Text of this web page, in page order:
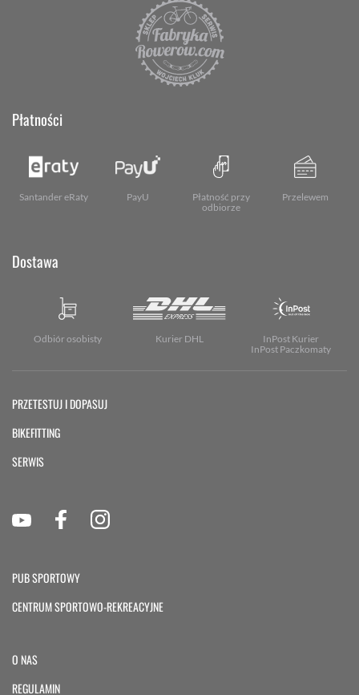
Płatności
Santander eRaty PayU
Płatność przy
odbiorze
Przelewem
Dostawa
Odbiór osobisty Kurier DHL
InPost Kurier
InPost Paczkomaty
PRZETESTUJ I DOPASUJ
BIKEFITTING
SERWIS
PUB SPORTOWY
CENTRUM SPORTOWO-REKREACYJNE
O NAS
REGULAMIN